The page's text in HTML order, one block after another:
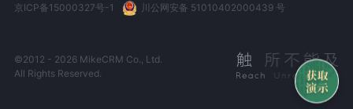
京ICP备15000327号-1
川公网安备 51010402000439 号
©2012 - 2026 MikeCRM Co., Ltd.
All Rights Reserved.